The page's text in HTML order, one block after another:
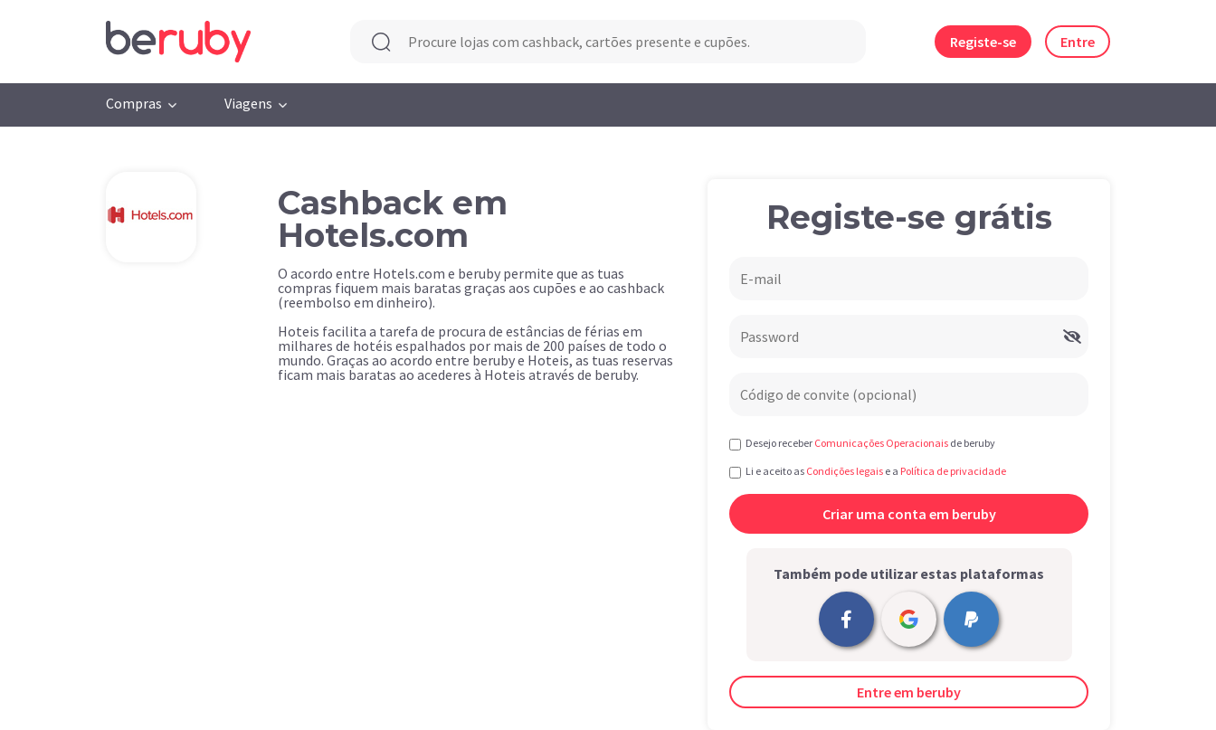
Registe-se Entre
Compras Viagens
Cashback em
Hotels.com
O acordo entre Hotels.com e beruby permite que as tuas
compras fiquem mais baratas graças aos cupões e ao cashback
(reembolso em dinheiro).
Hoteis facilita a tarefa de procura de estâncias de férias em
milhares de hotéis espalhados por mais de 200 países de todo o
mundo. Graças ao acordo entre beruby e Hoteis, as tuas reservas
ficam mais baratas ao acederes à Hoteis através de beruby.
Registe-se grátis
Desejo receber Comunicações Operacionais de beruby
Li e aceito as Condições legais e a Política de privacidade
Também pode utilizar estas plataformas
Entre em beruby